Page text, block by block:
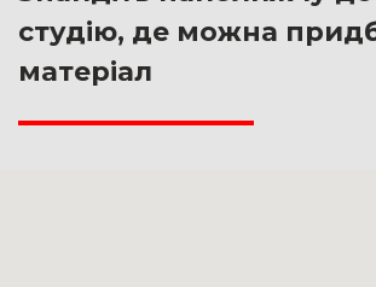
студію, де можна
матеріал